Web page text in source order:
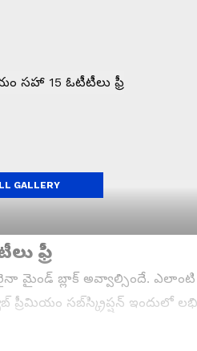
ఫ్రీ
మైండ్ బ్లాక్ అవ్వాల్సిందే.
సబ్‌స్క్రిప్షన్ ఇందులో
GALLERY